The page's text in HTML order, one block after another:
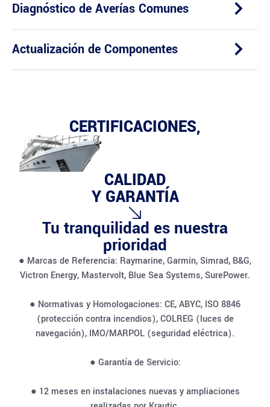
Diagnóstico de Averías Comunes
Actualización de Componentes
CERTIFICACIONES,
CALIDAD
Y GARANTÍA
Tu tranquilidad es nuestra
prioridad
● Marcas de Referencia: Raymarine, Garmin, Simrad, B&G,
Victron Energy, Mastervolt, Blue Sea Systems, SurePower.
● Normativas y Homologaciones: CE, ABYC, ISO 8846
(protección contra incendios), COLREG (luces de
navegación), IMO/MARPOL (seguridad eléctrica).
● Garantía de Servicio:
● 12 meses en instalaciones nuevas y ampliaciones